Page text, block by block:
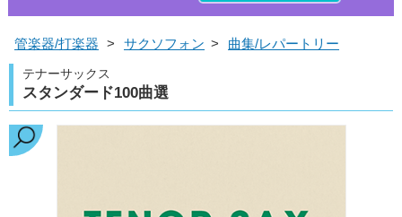
管楽器/打楽器 > サクソフォン > 曲集/レパートリー
テナーサックス
スタンダード100曲選